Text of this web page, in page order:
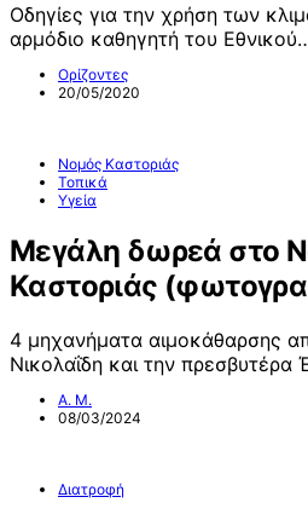
Οδηγίες για την χρήση των
αρμόδιο καθηγητή του
Ορίζοντες
20/05/2020
Νομός Καστοριάς
Τοπικά
Υγεία
Μεγάλη δωρεά στο
Καστοριάς
4 μηχανήματα αιμοκάθαρσης
Νικολαΐδη και την πρεσβυτέρα
Α. Μ.
08/03/2024
Διατροφή